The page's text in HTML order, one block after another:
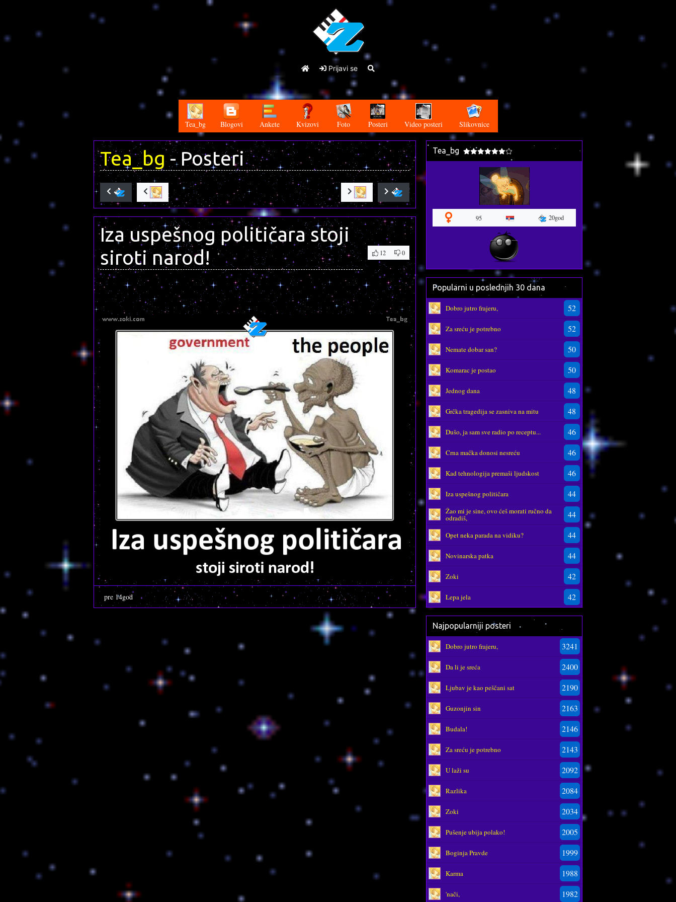
Prijavi se
Tea_bg Blogovi Ankete Kvizovi Foto Posteri Video posteri Slikovnice
Tea_bg- Posteri
Iza uspešnog političara stoji
siroti narod!
12 0
pre 14god
Tea_bg
95 20god
Popularni u poslednjih 30 dana
Dobro jutro frajeru, 52
Za sreću je potrebno 52
Nemate dobar san? 50
Komarac je postao 50
Jednog dana 48
Grčka tragedija se zasniva na mitu 48
Dušo, ja sam sve radio po receptu... 46
Crna mačka donosi nesreću 46
Kad tehnologija premaši ljudskost 46
Iza uspešnog političara 44
Žao mi je sine, ovo ćeš morati ručno da
odradiš, 44
Opet neka parada na vidiku? 44
Novinarska patka 44
Zoki 42
Lepa jela 42
Najpopularniji posteri
Dobro jutro frajeru, 3241
Da li je sreća 2400
Ljubav je kao peščani sat 2190
Guzonjin sin 2163
Budala! 2146
Za sreću je potrebno 2143
U laži su 2092
Razlika 2084
Zoki 2034
Pušenje ubija polako! 2005
Boginja Pravde 1999
Karma 1988
'nači, 1982